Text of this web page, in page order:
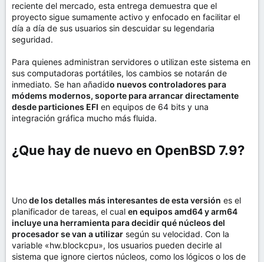
reciente del mercado, esta entrega demuestra que el
proyecto sigue sumamente activo y enfocado en facilitar el
día a día de sus usuarios sin descuidar su legendaria
seguridad.
Para quienes administran servidores o utilizan este sistema en
sus computadoras portátiles, los cambios se notarán de
inmediato. Se han añadido nuevos controladores para
módems modernos, soporte para arrancar directamente
desde particiones EFI en equipos de 64 bits y una
integración gráfica mucho más fluida.
¿Que hay de nuevo en OpenBSD 7.9?​
Unode los detalles más interesantes de esta versión es el
planificador de tareas, el cual en equipos amd64 y arm64
incluye una herramienta para decidir qué núcleos del
procesador se van a utilizar según su velocidad. Con la
variable «hw.blockcpu», los usuarios pueden decirle al
sistema que ignore ciertos núcleos, como los lógicos o los de